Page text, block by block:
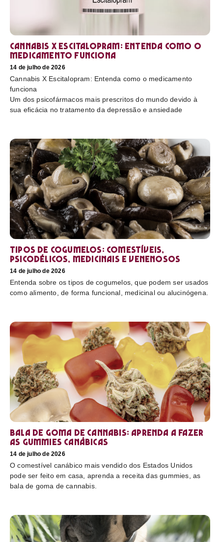
Cannabis X Escitalopram: Entenda como o
medicamento funciona
14 de julho de 2026
Cannabis X Escitalopram: Entenda como o medicamento
funciona
Um dos psicofármacos mais prescritos do mundo devido à
sua eficácia no tratamento da depressão e ansiedade
Tipos de cogumelos: comestíveis,
psicodélicos, medicinais e venenosos
14 de julho de 2026
Entenda sobre os tipos de cogumelos, que podem ser usados
como alimento, de forma funcional, medicinal ou alucinógena.
Bala de goma de cannabis: aprenda a fazer
as gummies canábicas
14 de julho de 2026
O comestível canábico mais vendido dos Estados Unidos
pode ser feito em casa, aprenda a receita das gummies, as
bala de goma de cannabis.